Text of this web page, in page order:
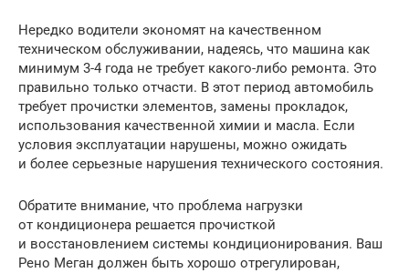
Нередко водители экономят на качественном
техническом обслуживании, надеясь, что машина как
минимум 3-4 года не требует какого-либо ремонта. Это
правильно только отчасти. В этот период автомобиль
требует прочистки элементов, замены прокладок,
использования качественной химии и масла. Если
условия эксплуатации нарушены, можно ожидать
и более серьезные нарушения технического состояния.
Обратите внимание, что проблема нагрузки
от кондиционера решается прочисткой
и восстановлением системы кондиционирования. Ваш
Рено Меган должен быть хорошо отрегулирован,